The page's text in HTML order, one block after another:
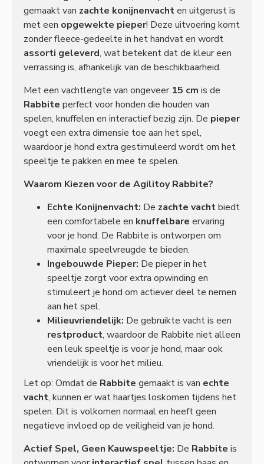
gemaakt van zachte konijnenvachten uitgerust is
met een opgewekte pieper! Deze uitvoering komt
zonder fleece-gedeelte in het handvat en wordt
assorti geleverd, wat betekent dat de kleur een
verrassing is, afhankelijk van de beschikbaarheid.
Met een vachtlengte van ongeveer 15 cm is de
Rabbite perfect voor honden die houden van
spelen, knuffelen en interactief bezig zijn. De pieper
voegt een extra dimensie toe aan het spel,
waardoor je hond extra gestimuleerd wordt om het
speeltje te pakken en mee te spelen.
Waarom Kiezen voor de Agilitoy Rabbite?
Echte Konijnenvacht: De zachte vachtbiedt
een comfortabele en knuffelbare ervaring
voor je hond. De Rabbite is ontworpen om
maximale speelvreugde te bieden.
Ingebouwde Pieper: De pieper in het
speeltje zorgt voor extra opwinding en
stimuleert je hond om actiever deel te nemen
aan het spel.
Milieuvriendelijk: De gebruikte vacht is een
restproduct, waardoor de Rabbite niet alleen
een leuk speeltje is voor je hond, maar ook
vriendelijk is voor het milieu.
Let op: Omdat de Rabbite gemaakt is van echte
vacht, kunnen er wat haartjes loskomen tijdens het
spelen. Dit is volkomen normaal en heeft geen
negatieve invloed op de veiligheid van je hond.
Actief Spel, Geen Kauwspeeltje: De Rabbite is